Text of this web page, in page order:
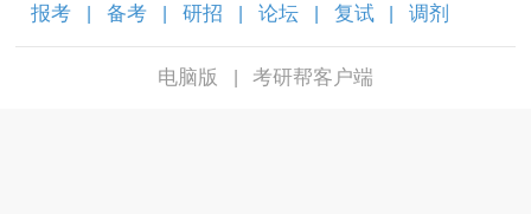
报考 备考 研招 论坛 复试 调剂
电脑版 考研帮客户端